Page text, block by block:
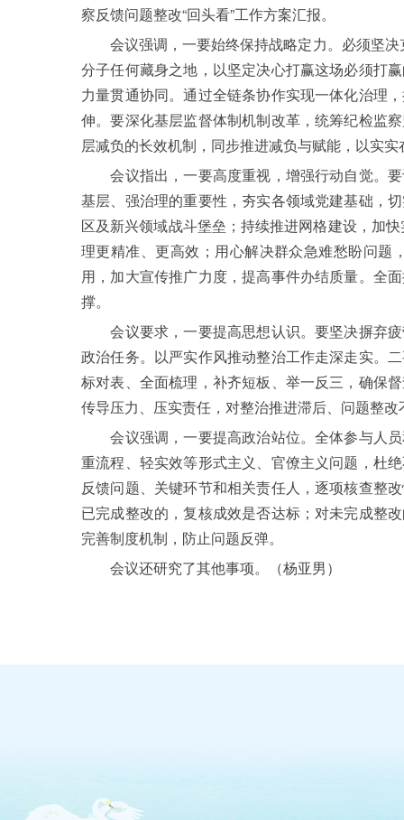
察反馈问题整改“回头看”工作方案汇报。
会议强调，一要始终保持战略定力。必须坚决
分子任何藏身之地，以坚定决心打赢这场必须打
力量贯通协同。通过全链条协作实现一体化治理
伸。要深化基层监督体制机制改革，统筹纪检监
层减负的长效机制，同步推进减负与赋能，以实
会议指出，一要高度重视，增强行动自觉。要
基层、强治理的重要性，夯实各领域党建基础，
区及新兴领域战斗堡垒；持续推进网格建设，加
理更精准、更高效；用心解决群众急难愁盼问题
用，加大宣传推广力度，提高事件办结质量。全
撑。
会议要求，一要提高思想认识。要坚决摒弃疲
政治任务。以严实作风推动整治工作走深走实。
标对表、全面梳理，补齐短板、举一反三，确保
传导压力、压实责任，对整治推进滞后、问题整
会议强调，一要提高政治站位。全体参与人员
重流程、轻实效等形式主义、官僚主义问题，杜
反馈问题、关键环节和相关责任人，逐项核查整
已完成整改的，复核成效是否达标；对未完成整
完善制度机制，防止问题反弹。
会议还研究了其他事项。（杨亚男）